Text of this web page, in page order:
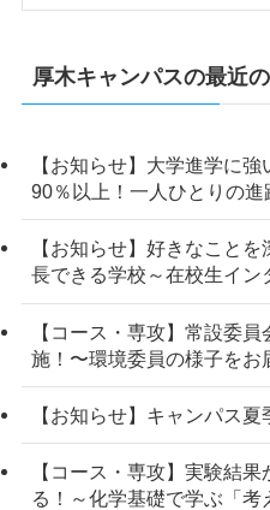
厚木キャンパスの最近
【お知らせ】大学進学に
90％以上！一人ひとりの進
【お知らせ】好きなこと
長できる学校～在校生イン
【コース・専攻】常設委
施！〜環境委員の様子をお
【お知らせ】キャンパス
【コース・専攻】実験結
る！～化学基礎で学ぶ「考